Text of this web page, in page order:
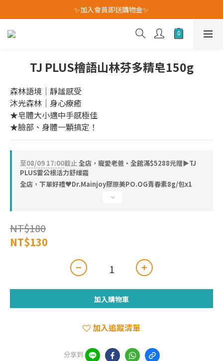
我愛爸爸★全館消費滿$528元免運費(活動至8/10)
✨加入會員即送購物金✨
我愛爸爸★全館消費滿$528元免運費(活動至8/10)
TJ PLUS檜語山林芬多精皂150g
森林語境｜靜謐感受
沐光森林｜身心療癒
★皂體大小適中手感極佳
★臉部、身體一顆搞定！
至08/09 17:00截止全店，寵愛老爸・全館滿$5288元贈▶TJ
PLUS雷公根活力舒緩霜
全店，下單好禮♥︎Dr.Mainjoy膠原美PO.OG青春素8g/包x1
NT$180
NT$130
加入購物車
加入追蹤清單
分享到